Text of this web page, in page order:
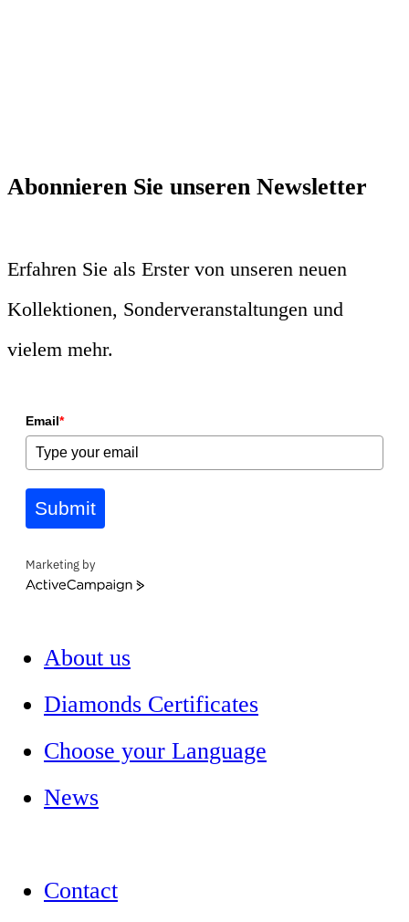
Abonnieren Sie unseren Newsletter
Erfahren Sie als Erster von unseren neuen
Kollektionen, Sonderveranstaltungen und
vielem mehr.
Email*
Submit
Marketing by
ActiveCampaign
About us
Diamonds Certificates
Choose your Language
News
Contact